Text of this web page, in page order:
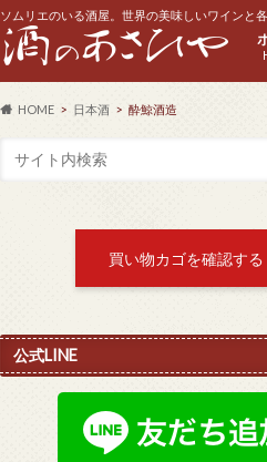
ソムリエのいる酒屋。世界の美味しいワインと
HOME 日本酒 酔鯨酒造
買い物カゴを確認する
公式LINE